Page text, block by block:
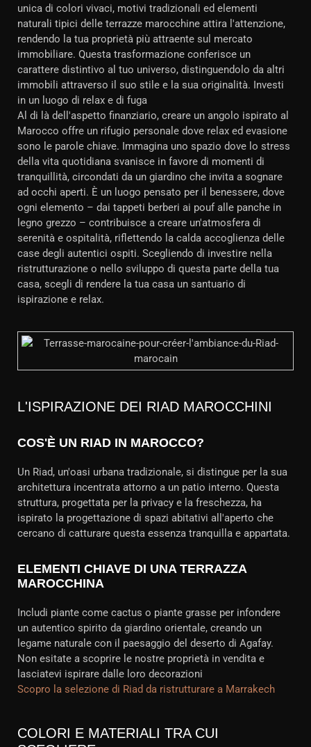
unica di colori vivaci, motivi tradizionali ed elementi
naturali tipici delle terrazze marocchine attira l'attenzione,
rendendo la tua proprietà più attraente sul mercato
immobiliare. Questa trasformazione conferisce un
carattere distintivo al tuo universo, distinguendolo da altri
immobili attraverso il suo stile e la sua originalità. Investi
in un luogo di relax e di fuga
Al di là dell'aspetto finanziario, creare un angolo ispirato al
Marocco offre un rifugio personale dove relax ed evasione
sono le parole chiave. Immagina uno spazio dove lo stress
della vita quotidiana svanisce in favore di momenti di
tranquillità, circondati da un giardino che invita a sognare
ad occhi aperti. È un luogo pensato per il benessere, dove
ogni elemento – dai tappeti berberi ai pouf alle panche in
legno grezzo – contribuisce a creare un'atmosfera di
serenità e ospitalità, riflettendo la calda accoglienza delle
case degli autentici ospiti. Scegliendo di investire nella
ristrutturazione o nello sviluppo di questa parte della tua
casa, scegli di rendere la tua casa un santuario di
ispirazione e relax.
L'ISPIRAZIONE DEI RIAD MAROCCHINI
COS'È UN RIAD IN MAROCCO?
Un Riad, un'oasi urbana tradizionale, si distingue per la sua
architettura incentrata attorno a un patio interno. Questa
struttura, progettata per la privacy e la freschezza, ha
ispirato la progettazione di spazi abitativi all'aperto che
cercano di catturare questa essenza tranquilla e appartata.
ELEMENTI CHIAVE DI UNA TERRAZZA
MAROCCHINA
Includi piante come cactus o piante grasse per infondere
un autentico spirito da giardino orientale, creando un
legame naturale con il paesaggio del deserto di Agafay.
Non esitate a scoprire le nostre proprietà in vendita e
lasciatevi ispirare dalle loro decorazioni
Scopro la selezione di Riad da ristrutturare a Marrakech
COLORI E MATERIALI TRA CUI